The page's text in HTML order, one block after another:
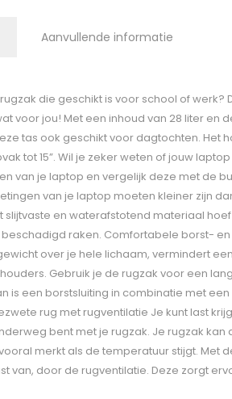
Aanvullende informatie
die geschikt is voor school of werk?
voor jou! Met een inhoud van 28 liter en
tas ook geschikt voor dagtochten. Het
tot 15”. Wil je zeker weten of jouw
van je laptop en vergelijk deze met de
van je laptop moeten kleiner zijn
slijtvaste en waterafstotend materiaal
beschadigd raken. Comfortabele borst-
over je hele lichaam, vermindert
Gebruik je de rugzak voor een
is een borstsluiting in combinatie met
rug met rugventilatie Je kunt last
bent met je rugzak. Je rugzak
merkt als de temperatuur stijgt. Met
van, door de rugventilatie. Deze zorgt